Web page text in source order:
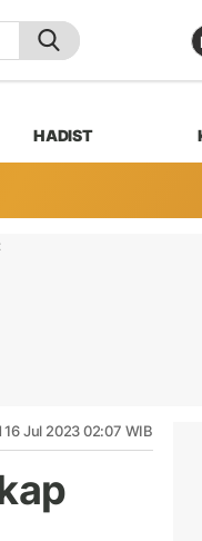
HADIST
16 Jul 2023 02:07 WIB